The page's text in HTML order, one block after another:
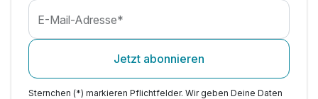
E-Mail-Adresse*
Jetzt abonnieren
Sternchen (*) markieren Pflichtfelder. Wir geben Deine Daten